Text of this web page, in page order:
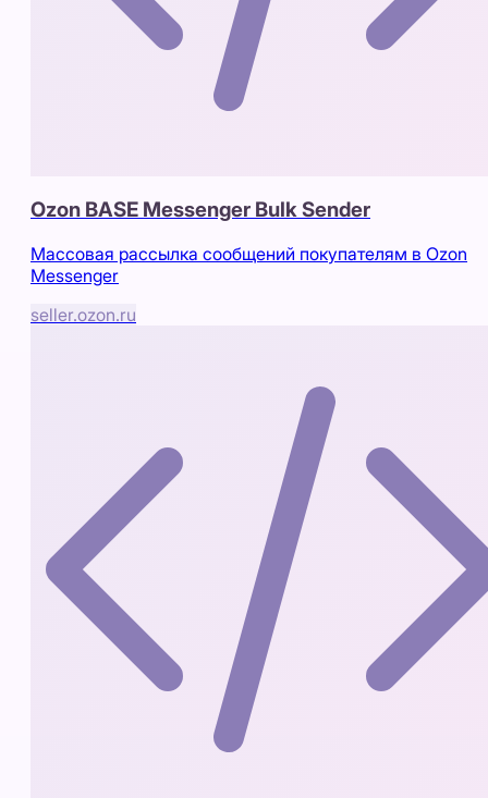
Ozon BASE Messenger Bulk Sender
Массовая рассылка сообщений покупателям в Ozon
Messenger
seller.ozon.ru